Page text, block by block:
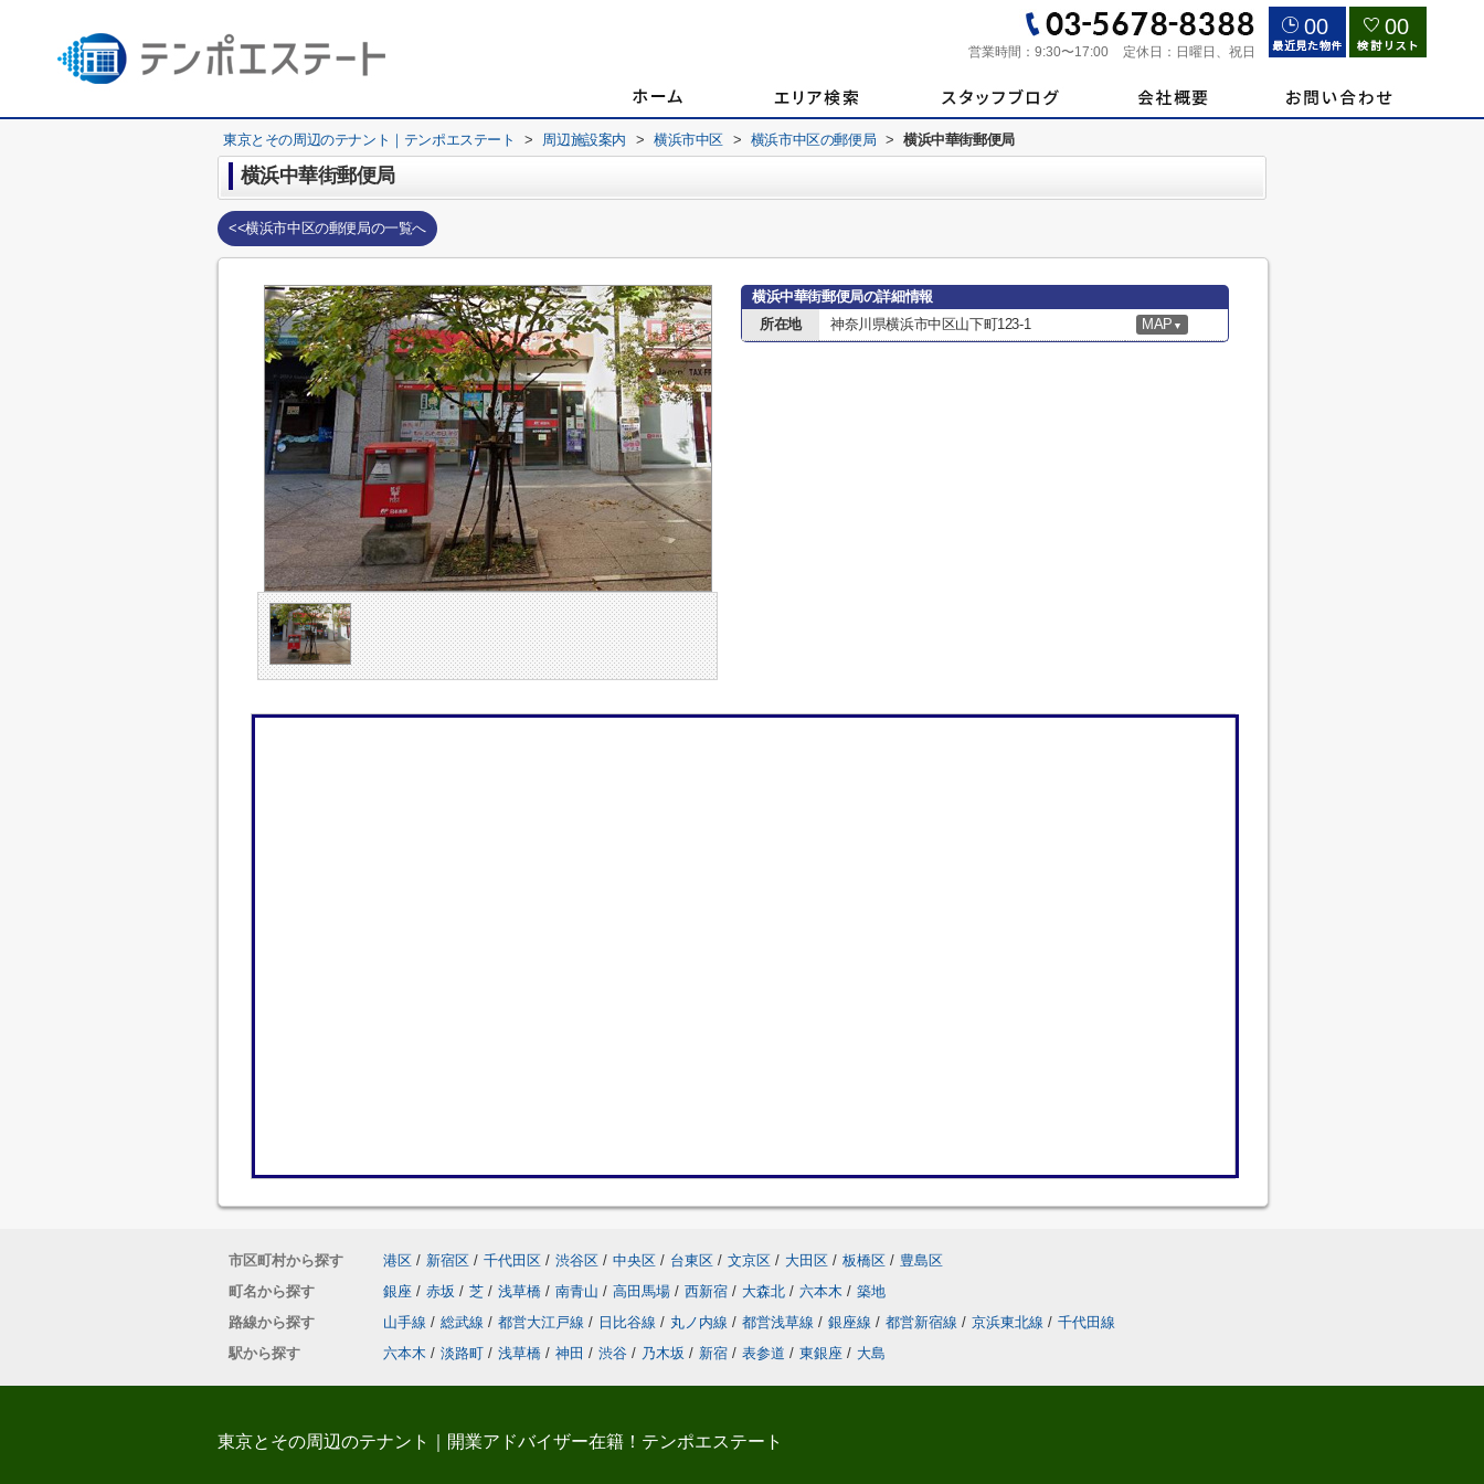
営業時間： 9:30〜17:00 定休日： 日曜日、祝日
00 00
東京とその周辺のテナント｜テンポエステート > 周辺施設案内 > 横浜市中区 > 横浜市中区の郵便局 > 横浜中華街郵便局
横浜中華街郵便局
<<横浜市中区の郵便局の一覧へ
横浜中華街郵便局の詳細情報
所在地
神奈川県横浜市中区山下町123-1 MAP ▼
市区町村から探す 港区 / 新宿区 / 千代田区 / 渋谷区 / 中央区 / 台東区 / 文京区 / 大田区 / 板橋区 / 豊島区
町名から探す
銀座 / 赤坂 / 芝 / 浅草橋 / 南青山 / 高田馬場 / 西新宿 / 大森北 / 六本木 / 築地
路線から探す
山手線 / 総武線 / 都営大江戸線 / 日比谷線 / 丸ノ内線 / 都営浅草線 / 銀座線 / 都営新宿線 / 京浜東北線 / 千代田線
駅から探す
六本木 / 淡路町 / 浅草橋 / 神田 / 渋谷 / 乃木坂 / 新宿 / 表参道 / 東銀座 / 大島
東京とその周辺のテナント｜開業アドバイザー在籍！テンポエステート